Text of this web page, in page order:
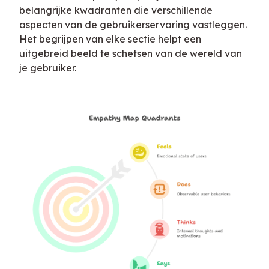
belangrijke kwadranten die verschillende
aspecten van de gebruikerservaring vastleggen.
Het begrijpen van elke sectie helpt een
uitgebreid beeld te schetsen van de wereld van
je gebruiker.